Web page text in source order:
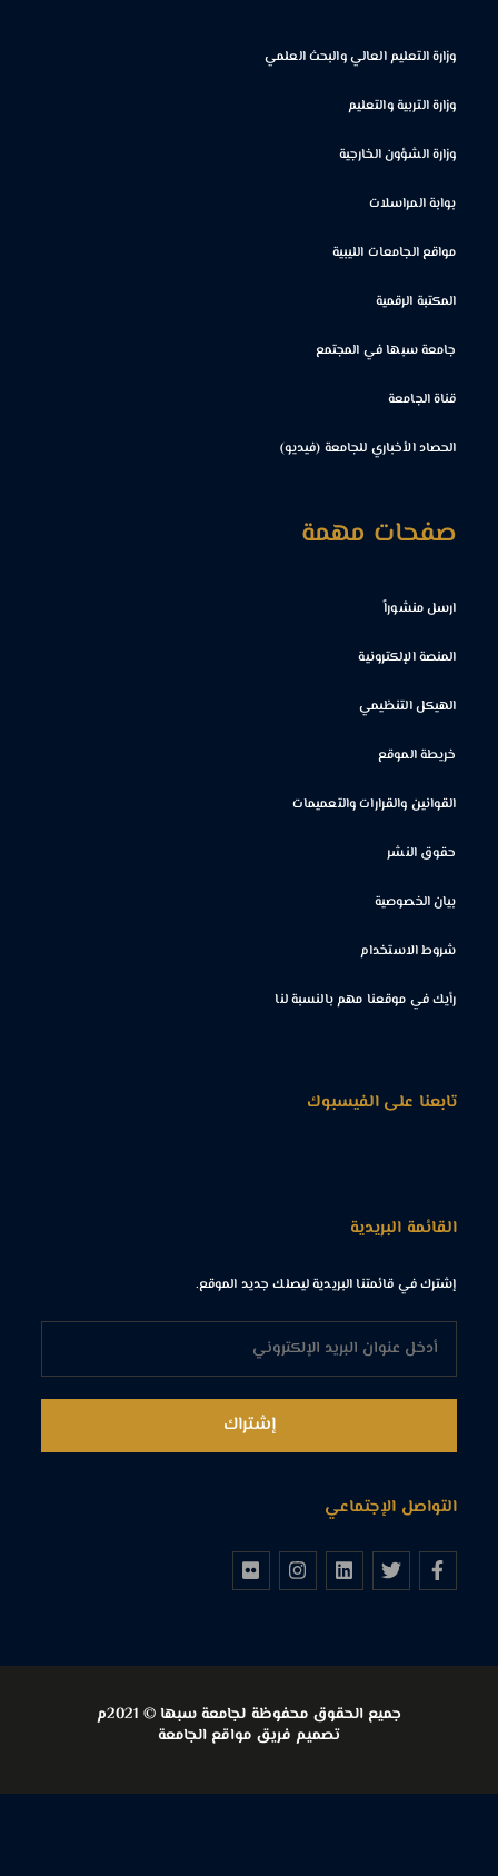
وزارة التعليم العالي والبحث العلمي
وزارة التربية والتعليم
وزارة الشؤون الخارجية
بوابة المراسلات
مواقع الجامعات الليبية
المكتبة الرقمية
جامعة سبها في المجتمع
قناة الجامعة
الحصاد الأخباري للجامعة (فيديو)
صفحات مهمة
ارسل منشوراً
المنصة الإلكترونية
الهيكل التنظيمي
خريطة الموقع
القوانين والقرارات والتعميمات
حقوق النشر
بيان الخصوصية
شروط الاستخدام
رأيك في موقعنا مهم بالنسبة لنا
تابعنا على الفيسبوك
القائمة البريدية
إشترك في قائمتنا البريدية ليصلك جديد الموقع.
التواصل الإجتماعي
جميع الحقوق محفوظة لجامعة سبها © 2021م
تصميم فريق مواقع الجامعة